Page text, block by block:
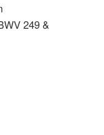
249 &